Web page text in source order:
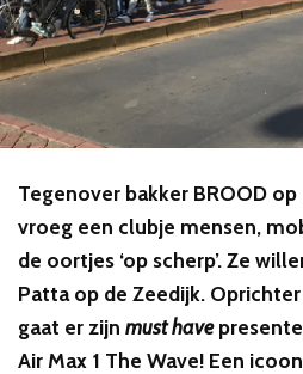
Tegenover bakker BROOD
vroeg een clubje mensen,
de oortjes ‘op scherp’. Ze
Patta op de Zeedijk.
gaat er zijn must have
Air Max 1 The Wave! Een